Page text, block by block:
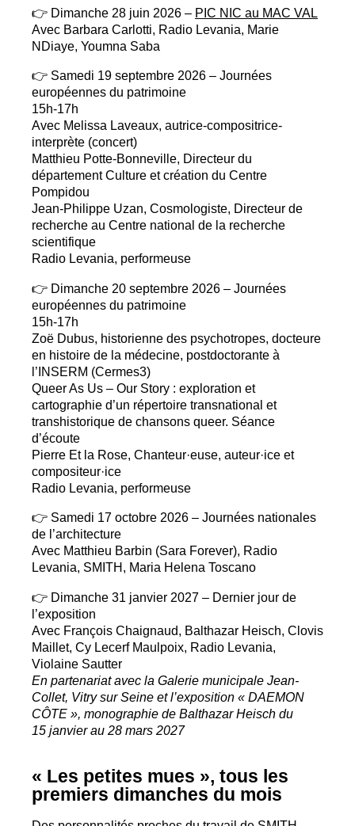
👉 Dimanche 28 juin 2026 – PIC NIC au MAC VAL
Avec Barbara Carlotti, Radio Levania, Marie
NDiaye, Youmna Saba
👉 Samedi 19 septembre 2026 – Journées
européennes du patrimoine
15h-17h
Avec Melissa Laveaux, autrice-compositrice-
interprète (concert)
Matthieu Potte-Bonneville, Directeur du
département Culture et création du Centre
Pompidou
Jean-Philippe Uzan, Cosmologiste, Directeur de
recherche au Centre national de la recherche
scientifique
Radio Levania, performeuse
👉 Dimanche 20 septembre 2026 – Journées
européennes du patrimoine
15h-17h
Zoë Dubus, historienne des psychotropes, docteure
en histoire de la médecine, postdoctorante à
l’INSERM (Cermes3)
Queer As Us – Our Story : exploration et
cartographie d’un répertoire transnational et
transhistorique de chansons queer. Séance
d’écoute
Pierre Et la Rose, Chanteur·euse, auteur·ice et
compositeur·ice
Radio Levania, performeuse
👉 Samedi 17 octobre 2026 – Journées nationales
de l’architecture
Avec Matthieu Barbin (Sara Forever), Radio
Levania, SMITH, Maria Helena Toscano
👉 Dimanche 31 janvier 2027 – Dernier jour de
l’exposition
Avec François Chaignaud, Balthazar Heisch, Clovis
Maillet, Cy Lecerf Maulpoix, Radio Levania,
Violaine Sautter
En partenariat avec la Galerie municipale Jean-
Collet, Vitry sur Seine et l’exposition « DAEMON
CÔTE », monographie de Balthazar Heisch du
15 janvier au 28 mars 2027
« Les petites mues », tous les
premiers dimanches du mois